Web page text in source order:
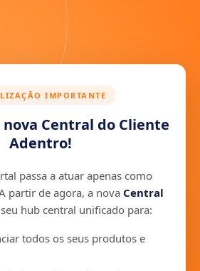
IMPORTANTE
Central do Cliente
Adentro!
passa a atuar apenas como
partir de agora, a nova Central
hub central unificado para:
todos os seus produtos e